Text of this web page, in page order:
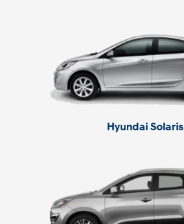
Hyundai Solaris